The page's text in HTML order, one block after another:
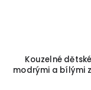
Kouzelné
modrými a bílými